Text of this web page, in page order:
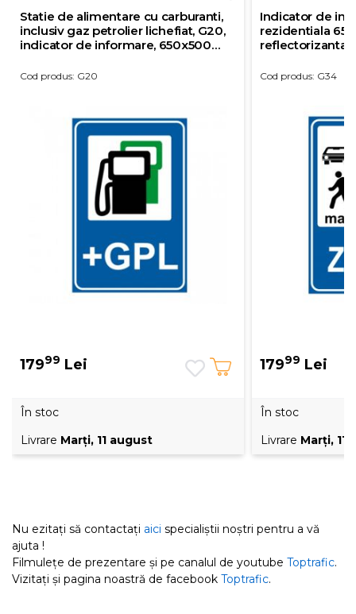
Statie de alimentare cu carburanti,
inclusiv gaz petrolier lichefiat, G20,
indicator de informare, 650x500
vopsit
Cod produs: G20
17999 Lei
În stoc
Livrare Marţi, 11 august
Indicator de
rezidentiala
reflectorizanta
Cod produs: G34
17999 Lei
În stoc
Livrare Marţi, 11
Nu ezitați să contactați aici specialiștii noștri pentru a vă
ajuta !
Filmulețe de prezentare și pe canalul de youtube Toptrafic.
Vizitați și pagina noastră de facebook Toptrafic.